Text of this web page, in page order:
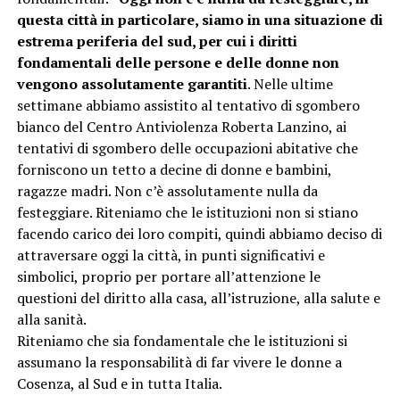
questa città in particolare, siamo in una situazione di
estrema periferia del sud, per cui i diritti
fondamentali delle persone e delle donne non
vengono assolutamente garantiti. Nelle ultime
settimane abbiamo assistito al tentativo di sgombero
bianco del Centro Antiviolenza Roberta Lanzino, ai
tentativi di sgombero delle occupazioni abitative che
forniscono un tetto a decine di donne e bambini,
ragazze madri. Non c’è assolutamente nulla da
festeggiare. Riteniamo che le istituzioni non si stiano
facendo carico dei loro compiti, quindi abbiamo deciso di
attraversare oggi la città, in punti significativi e
simbolici, proprio per portare all’attenzione le
questioni del diritto alla casa, all’istruzione, alla salute e
alla sanità.
Riteniamo che sia fondamentale che le istituzioni si
assumano la responsabilità di far vivere le donne a
Cosenza, al Sud e in tutta Italia.